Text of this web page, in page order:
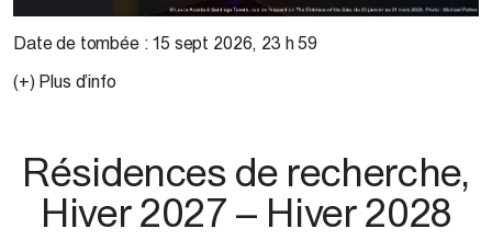
Date de tombée :15 sept 2026, 23 h 59
(+) Plus d’info
Résidences de recherche,
Hiver 2027 – Hiver 2028